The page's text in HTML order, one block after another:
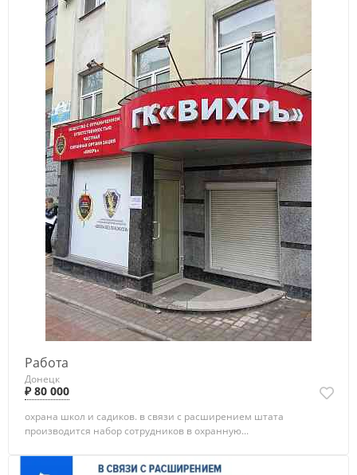
Работа
Донецк
₽ 80 000
охрана школ и садиков. в связи с расширением штата
производится набор сотрудников в охранную...